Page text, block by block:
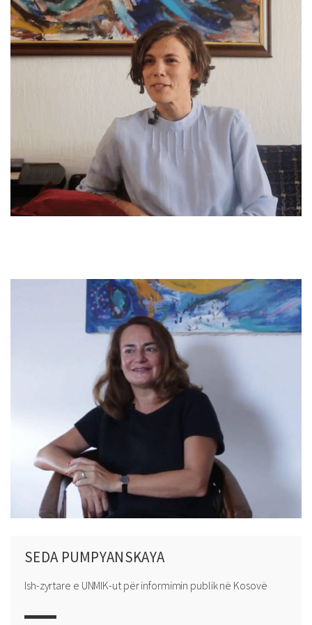
hyrë shumë thellë, nuk kisha takuar ende komunitetin në Fushë
Kosovë në mënyrë që të shihja disa nga problemet dhe
frustrimet. Kështu që, po, është një tregim dashurie, kur
dashurohesh në dikë, nuk je kritike (qeshë).
ndërkombëtar […] shpesh më pyesin, ‘A punon në EULEX?’ apo,
‘A punon në KFOR?’ është ose njëra ose tjetra. Kurrë nuk
mendojnë se mund të punoj në një organizatë të shoqërisë civile
[…] Dhe kjo vjen me ideologji, sepse këto institucione kanë
politika apo kanë implementuar këtu një punë që ka pasur
pasoja ose edhe nuk i kanë përmbushur pritjet e shoqërisë së
këtushme. Kështuqë po kthehemi tek ajo si ndihem këtu […]
gjithmonë ndihem sikur duhet të jem më e kujdesshme sepse
nuk përceptohem si njeri nga këtu […] Dhe gjithmonë mendoj,
nëse njerëzit më njohin, do ta kuptojnë atë që jam duke bërë ose
nuk do ta shohin si diçka, ose shpresoj se nuk do ta shohin atë si
qasje patronizuese. Apo si një e huaj që mundohet t’iu tregojë
SEDA PUMPYANSKAYA
Ish-zyrtare e UNMIK-ut për informimin publik në Kosovë